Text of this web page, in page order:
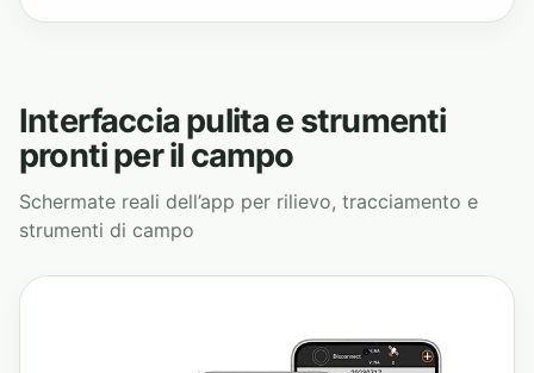
Interfaccia pulita e strumenti
pronti per il campo
Schermate reali dell’app per rilievo, tracciamento e
strumenti di campo